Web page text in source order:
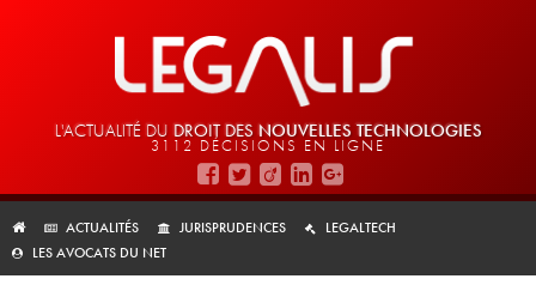
L'ACTUALITÉ DU DROIT DES NOUVELLES TECHNOLOGIES
3112 DÉCISIONS EN LIGNE
ACTUALITÉS JURISPRUDENCES
LEGALTECH
LES AVOCATS DU NET